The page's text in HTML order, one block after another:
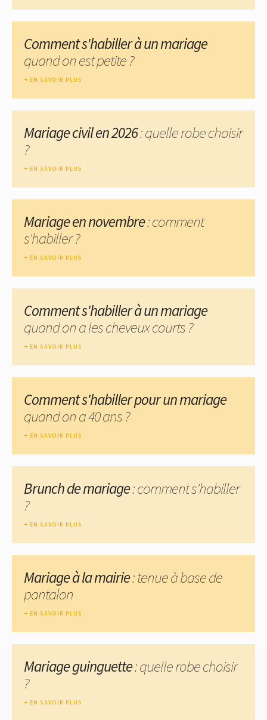
Comment s'habiller à un mariage
quand on est petite ?
EN SAVOIR PLUS
Mariage civil en 2026: quelle robe choisir
?
EN SAVOIR PLUS
Mariage en novembre: comment
s'habiller ?
EN SAVOIR PLUS
Comment s'habiller à un mariage
quand on a les cheveux courts ?
EN SAVOIR PLUS
Comment s'habiller pour un mariage
quand on a 40 ans ?
EN SAVOIR PLUS
Brunch de mariage: comment s'habiller
?
EN SAVOIR PLUS
Mariage à la mairie: tenue à base de
pantalon
EN SAVOIR PLUS
Mariage guinguette: quelle robe choisir
?
EN SAVOIR PLUS